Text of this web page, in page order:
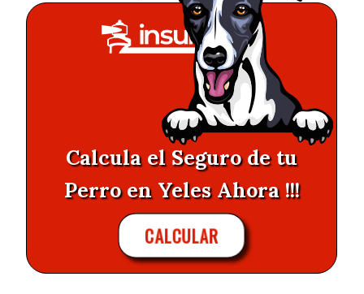
Calcula el Seguro de tu
Perro en Yeles Ahora !!!
CALCULAR